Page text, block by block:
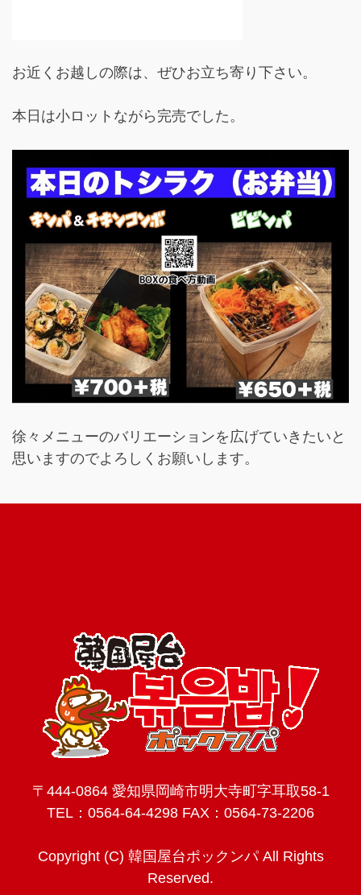
お近くお越しの際は、ぜひお立ち寄り下さい。
本日は小ロットながら完売でした。
徐々メニューのバリエーションを広げていきたいと
思いますのでよろしくお願いします。
〒444-0864 愛知県岡崎市明大寺町字耳取58-1
TEL： 0564-64-4298 FAX：0564-73-2206
Copyright (C) 韓国屋台ポックンパ All Rights
Reserved.